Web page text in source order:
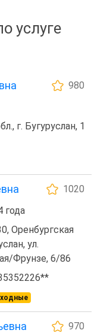
услуге
980
г. Бугуруслан, 1
1020
года
Оренбургская
ул.
Фрунзе, 6/86
970